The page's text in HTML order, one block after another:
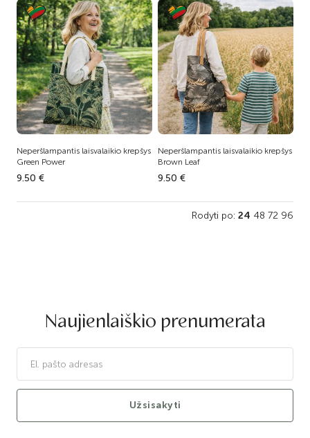
Neperšlampantis laisvalaikio krepšys
Green Power
9.50 €
Neperšlampantis laisvalaikio krepšys
Brown Leaf
9.50 €
Rodyti po: 24 48 72 96
Naujienlaiškio prenumerata
Užsisakyti